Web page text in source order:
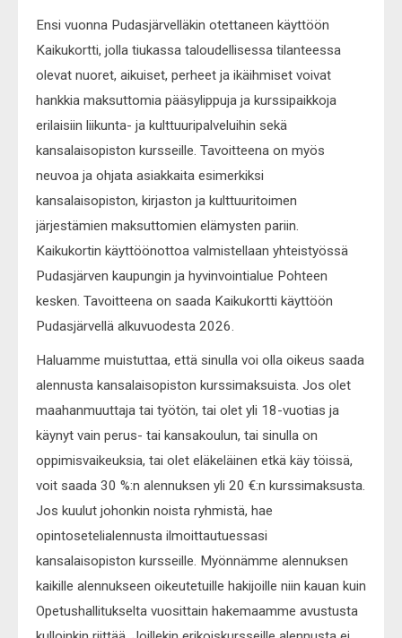
Ensi vuonna Pudasjärvelläkin otettaneen käyttöön
Kaikukortti, jolla tiukassa taloudellisessa tilanteessa
olevat nuoret, aikuiset, perheet ja ikäihmiset voivat
hankkia maksuttomia pääsylippuja ja kurssipaikkoja
erilaisiin liikunta- ja kulttuuripalveluihin sekä
kansalaisopiston kursseille. Tavoitteena on myös
neuvoa ja ohjata asiakkaita esimerkiksi
kansalaisopiston, kirjaston ja kulttuuritoimen
järjestämien maksuttomien elämysten pariin.
Kaikukortin käyttöönottoa valmistellaan yhteistyössä
Pudasjärven kaupungin ja hyvinvointialue Pohteen
kesken. Tavoitteena on saada Kaikukortti käyttöön
Pudasjärvellä alkuvuodesta 2026.
Haluamme muistuttaa, että sinulla voi olla oikeus saada
alennusta kansalaisopiston kurssimaksuista. Jos olet
maahanmuuttaja tai työtön, tai olet yli 18-vuotias ja
käynyt vain perus- tai kansakoulun, tai sinulla on
oppimisvaikeuksia, tai olet eläkeläinen etkä käy töissä,
voit saada 30 %:n alennuksen yli 20 €:n kurssimaksusta.
Jos kuulut johonkin noista ryhmistä, hae
opintosetelialennusta ilmoittautuessasi
kansalaisopiston kursseille. Myönnämme alennuksen
kaikille alennukseen oikeutetuille hakijoille niin kauan kuin
Opetushallitukselta vuosittain hakemaamme avustusta